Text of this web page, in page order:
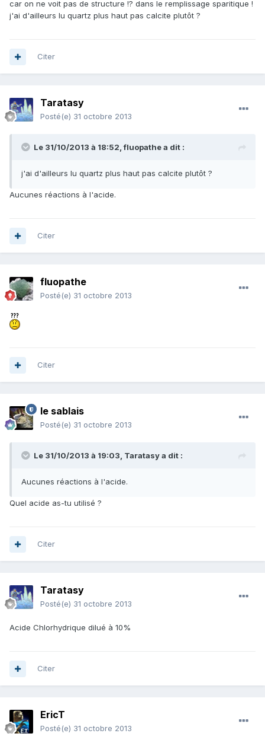
car on ne voit pas de structure !? dans le remplissage sparitique !
j'ai d'ailleurs lu quartz plus haut pas calcite plutôt ?
Citer
Taratasy
Posté(e) 31 octobre 2013
Le 31/10/2013 à 18:52, fluopathe a dit :
j'ai d'ailleurs lu quartz plus haut pas calcite plutôt ?
Aucunes réactions à l'acide.
Citer
fluopathe
Posté(e) 31 octobre 2013
Citer
le sablais
Posté(e) 31 octobre 2013
Le 31/10/2013 à 19:03, Taratasy a dit :
Aucunes réactions à l'acide.
Quel acide as-tu utilisé ?
Citer
Taratasy
Posté(e) 31 octobre 2013
Acide Chlorhydrique dilué à 10%
Citer
EricT
Posté(e) 31 octobre 2013